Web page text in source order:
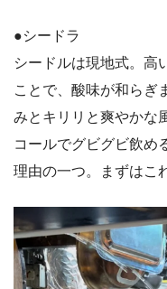
●シードラ
シードルは現地式。高
ことで、酸味が和らぎ
みとキリリと爽やかな
コールでグビグビ飲め
理由の一つ。まずはこ